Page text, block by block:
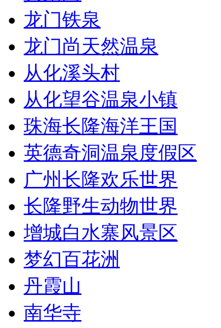
龙门铁泉
龙门尚天然温泉
从化溪头村
从化望谷温泉小镇
珠海长隆海洋王国
英德奇洞温泉度假区
广州长隆欢乐世界
长隆野生动物世界
增城白水寨风景区
梦幻百花洲
丹霞山
南华寺